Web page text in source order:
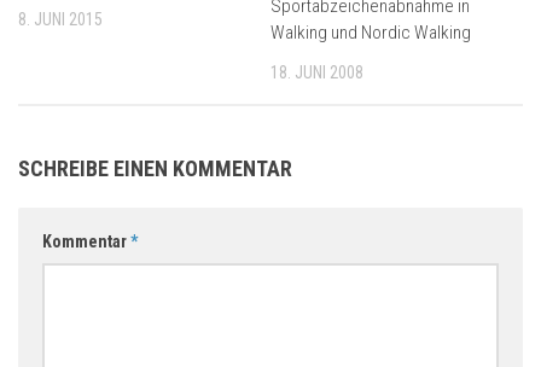
8. JUNI 2015
Sportabzeichenabnahme in
Walking und Nordic Walking
18. JUNI 2008
SCHREIBE EINEN KOMMENTAR
Kommentar*